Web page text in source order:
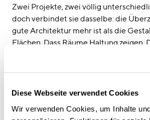
Diese Webseite verwendet Cookies
Wir verwenden Cookies, um Inhalte
Zwei Projekte, zwei völlig
doch verbindet sie dasselbe: die
gute Architektur mehr ist als die
Flächen. Dass Räume Haltung zeigen.
Menschen prägen, inspirieren,
laden wir ein,
Hogan Lovells – Arbeiten in der
Zehn Etagen haben wir für Hogan